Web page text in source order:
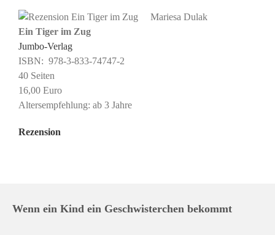
Mariesa Dulak
Ein Tiger im Zug
Jumbo-Verlag
ISBN: ‎ 978-3-833-74747-2
40 Seiten
16,00 Euro
Altersempfehlung: ab 3 Jahre
Rezension
Wenn ein Kind ein Geschwisterchen bekommt